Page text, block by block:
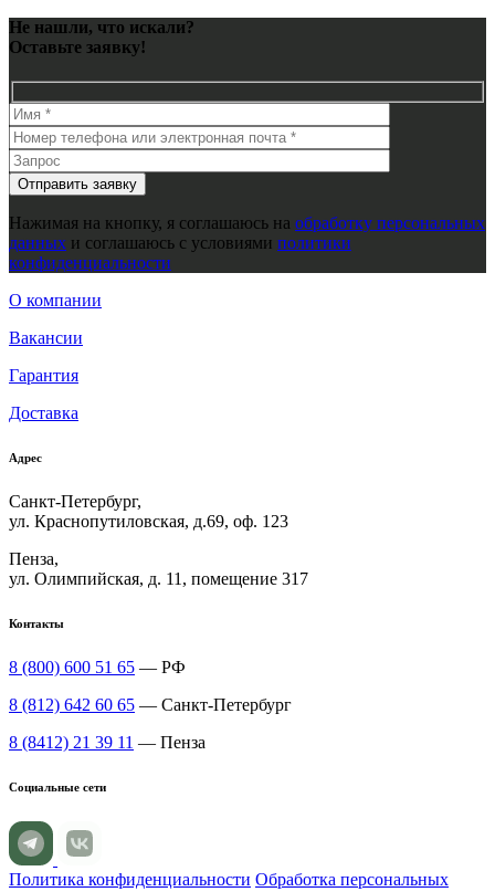
Не нашли, что искали?
Оставьте заявку!
Нажимая на кнопку, я соглашаюсь на обработку персональных
данных и соглашаюсь с условиями политики
конфиденциальности
О компании
Вакансии
Гарантия
Доставка
Адрес
Санкт-Петербург,
ул. Краснопутиловская, д.69, оф. 123
Пенза,
ул. Олимпийская, д. 11, помещение 317
Контакты
8 (800) 600 51 65 — РФ
8 (812) 642 60 65 — Санкт-Петербург
8 (8412) 21 39 11 — Пенза
Социальные сети
Политика конфиденциальности Обработка персональных